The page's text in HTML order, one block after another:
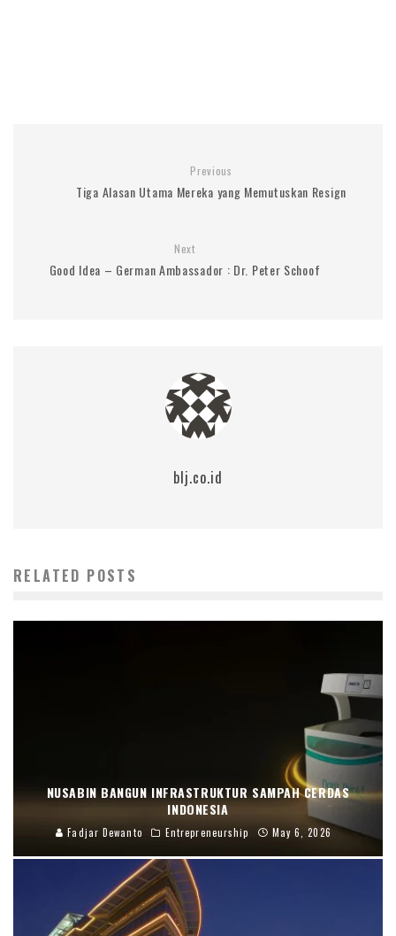
Previous
Tiga Alasan Utama Mereka yang Memutuskan Resign
Next
Good Idea – German Ambassador : Dr. Peter Schoof
blj.co.id
RELATED POSTS
NUSABIN BANGUN INFRASTRUKTUR SAMPAH CERDAS
INDONESIA
Fadjar Dewanto Entrepreneurship May 6, 2026